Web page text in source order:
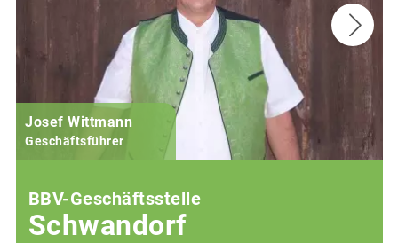
Josef Wittmann
Geschäftsführer
BBV-Geschäftsstelle
Schwandorf